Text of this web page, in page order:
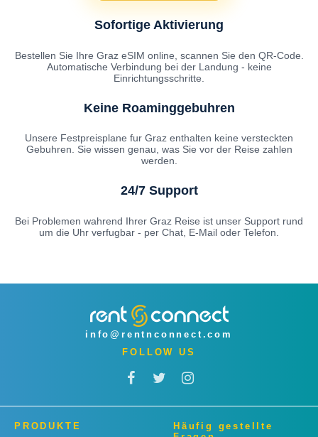
Sofortige Aktivierung
Bestellen Sie Ihre Graz eSIM online, scannen Sie den QR-Code.
Automatische Verbindung bei der Landung - keine
Einrichtungsschritte.
Keine Roaminggebuhren
Unsere Festpreisplane fur Graz enthalten keine versteckten
Gebuhren. Sie wissen genau, was Sie vor der Reise zahlen
werden.
24/7 Support
Bei Problemen wahrend Ihrer Graz Reise ist unser Support rund
um die Uhr verfugbar - per Chat, E-Mail oder Telefon.
info@rentnconnect.com
FOLLOW US
PRODUKTE
Häufig gestellte